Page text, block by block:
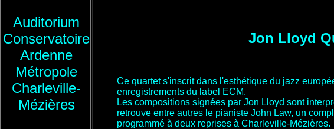
Auditorium
Conservatoire
Ardenne
Métropole
Charleville-
Mézières
Jon Lloyd
Ce quartet s'inscrit dans l'esthétique du jazz
enregistrements du label ECM.
Les compositions signées par Jon Lloyd sont
retrouve entre autres le pianiste John Law, un
programmé à deux reprises à Charleville-Mézières.